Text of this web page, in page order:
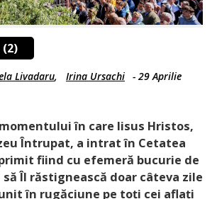
Livadaru, Irina Ursachi - 29 Aprilie
în care Iisus Hristos,
Întrupat, a intrat în Cetatea
fiind cu efemeră bucurie de
Îl răstignească doar câteva zile
în rugăciune pe toți cei aflați